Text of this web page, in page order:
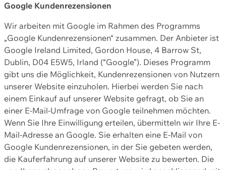
Google Kundenrezensionen
Wir arbeiten mit Google im Rahmen des Programms
„Google Kundenrezensionen“ zusammen. Der Anbieter ist
Google Ireland Limited, Gordon House, 4 Barrow St,
Dublin, D04 E5W5, Irland (“Google”). Dieses Programm
gibt uns die Möglichkeit, Kundenrezensionen von Nutzern
unserer Website einzuholen. Hierbei werden Sie nach
einem Einkauf auf unserer Website gefragt, ob Sie an
einer E-Mail-Umfrage von Google teilnehmen möchten.
Wenn Sie Ihre Einwilligung erteilen, übermitteln wir Ihre E-
Mail-Adresse an Google. Sie erhalten eine E-Mail von
Google Kundenrezensionen, in der Sie gebeten werden,
die Kauferfahrung auf unserer Website zu bewerten. Die